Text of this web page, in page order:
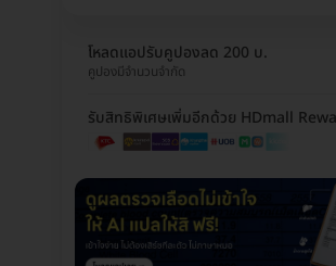
โหลดแอปรับคูปองลด 200 บ.
คูปองมีจำนวนจำกัด
รับสิทธิพิเศษเพิ่มอีกด้วย HDmall